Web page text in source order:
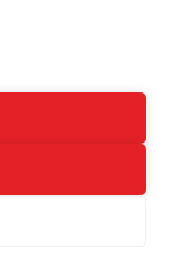
Om webbplatsen